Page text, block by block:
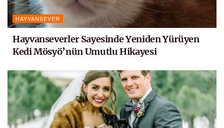
HAYVANSEVER
Hayvanseverler Sayesinde Yeniden Yürüyen
Kedi Mösyö’nün Umutlu Hikayesi